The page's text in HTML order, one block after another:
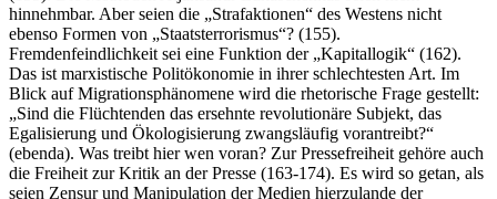
hinnehmbar. Aber seien die „Strafaktionen“ des Westens nicht
ebenso Formen von „Staatsterrorismus“? (155).
Fremdenfeindlichkeit sei eine Funktion der „Kapitallogik“ (162).
Das ist marxistische Politökonomie in ihrer schlechtesten Art. Im
Blick auf Migrationsphänomene wird die rhetorische Frage gestellt:
„Sind die Flüchtenden das ersehnte revolutionäre Subjekt, das
Egalisierung und Ökologisierung zwangsläufig vorantreibt?“
(ebenda). Was treibt hier wen voran? Zur Pressefreiheit gehöre auch
die Freiheit zur Kritik an der Presse (163-174). Es wird so getan, als
seien Zensur und Manipulation der Medien hierzulande der